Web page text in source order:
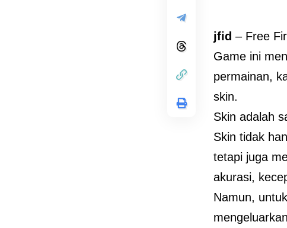
jfid – Free
Game ini
permainan,
skin.
Skin adalah
Skin tidak
tetapi juga
akurasi,
Namun,